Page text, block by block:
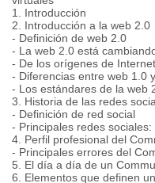
1. Introducción
2. Introducción a la web 2.0
- Definición de web 2.0
- La web 2.0 está
- De los orígenes de
- Diferencias entre web 1.0
- Los estándares de la web
3. Historia de las redes
- Definición de red social
- Principales redes
4. Perfil profesional del
- Principales errores del
5. El día a día de un
6. Elementos que definen